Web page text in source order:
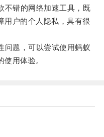
错的网络加速工具，既
用户的个人隐私，具有很
题，可以尝试使用蚂蚁
用体验。